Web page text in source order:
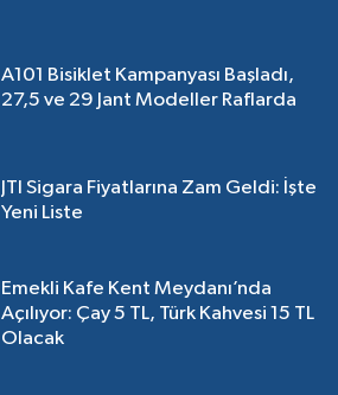
A101 Bisiklet Kampanyası Başladı,
27,5 ve 29 Jant Modeller Raflarda
JTI Sigara Fiyatlarına Zam Geldi: İşte
Yeni Liste
Emekli Kafe Kent Meydanı’nda
Açılıyor: Çay 5 TL, Türk Kahvesi 15 TL
Olacak